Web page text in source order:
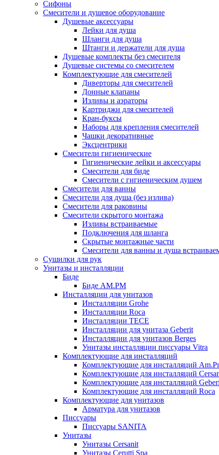
Сифоны
Смесители и душевое оборудование
Душевые аксессуары
Лейки для душа
Шланги для душа
Штанги и держатели для душа
Душевые комплекты без смесителя
Душевые системы со смесителем
Комплектующие для смесителей
Диверторы для смесителей
Донные клапаны
Изливы и аэраторы
Картриджи для смесителей
Кран-буксы
Наборы для крепления смесителей
Чашки декоративные
Эксцентрики
Смесители гигиенические
Гигиенические лейки и аксессуары
Смесители для биде
Смесители с гигиеническим душем
Смесители для ванны
Смесители для душа (без излива)
Смесители для раковины
Смесители скрытого монтажа
Изливы встраиваемые
Подключения для шланга
Скрытые монтажные части
Смесители для ванны и душа
Сушилки для рук
Унитазы и инсталляции
Биде
Биде AM.PM
Инсталляции для унитазов
Инсталляции Grohe
Инсталляции Roca
Инсталляции TECE
Инсталляции для унитаза Geberit
Инсталляции для унитазов Berges
Унитазы инсталляции писсуары Vitra
Комплектующие для инсталляций
Комплектующие для инсталляций
Комплектующие для инсталляций
Комплектующие для инсталляций
Комплектующие для инсталляций Roca
Комплектующие для унитазов
Арматура для унитазов
Писсуары
Писсуары SANITA
Унитазы
Унитазы Cersanit
Унитазы Cerutti Spa